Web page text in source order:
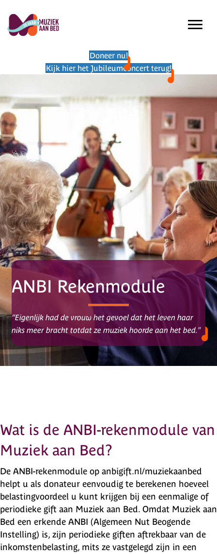
Doneer nu!
Kijk hier het Jubileumconcert terug!
ANBI Rekenmodule
“Eigenlijk had de vrouw het gevoel dat het leven haar
niks meer bracht totdat ze muziek hoorde aan het bed."
Wat is de ANBI-rekenmodule van
Muziek aan Bed?
De ANBI-rekenmodule op anbigift.nl/muziekaanbed
helpt u als donateur eenvoudig te berekenen hoeveel
belastingvoordeel u kunt krijgen bij een eenmalige of
periodieke gift aan Muziek aan Bed. Omdat Muziek aan
Bed een erkende ANBI (Algemeen Nut Beogende
Instelling) is, zijn periodieke giften aftrekbaar van de
inkomstenbelasting, mits ze vastgelegd zijn in een